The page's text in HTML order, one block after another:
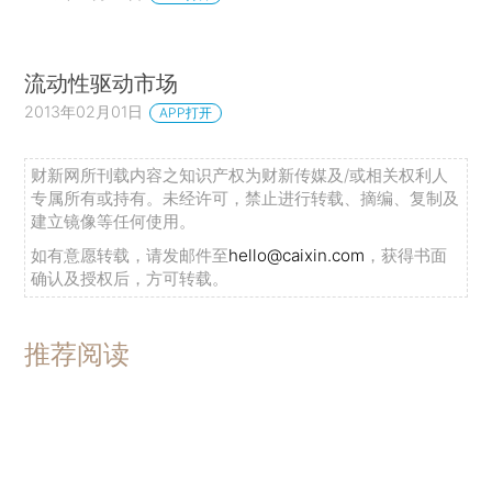
流动性驱动市场
2013年02月01日 APP打开
财新网所刊载内容之知识产权为财新传媒及/或相关权利人
专属所有或持有。未经许可，禁止进行转载、摘编、复制及
建立镜像等任何使用。
如有意愿转载，请发邮件至hello@caixin.com ，获得书面
确认及授权后，方可转载。
推荐阅读